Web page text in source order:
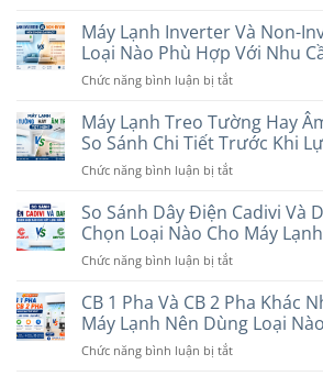
Lạnh
10
Triệu
Đáng
Nhất
Hiện
Gợi
Các
Thương
Uy
Máy Lạnh Inverter Và Non-
Loại Nào Phù Hợp Với Nhu
Chức năng bình luận bị tắtở
Lạnh
Inverter
Và
Non-
Nên
Chọn
Nào
Hợp
Với
Cầu
Máy Lạnh Treo Tường Hay
So Sánh Chi Tiết Trước Khi
Chức năng bình luận bị tắtở
Lạnh
Treo
Tường
Hay
Trần
Tốt
Hơn?
So
So Sánh Dây Điện Cadivi Và
Chọn Loại Nào Cho Máy
Chức năng bình luận bị tắtở
Sánh
Điện
Cadivi
CB 1 Pha Và CB 2 Pha Khác
Máy Lạnh Nên Dùng Loại
Chức năng bình luận bị tắtở